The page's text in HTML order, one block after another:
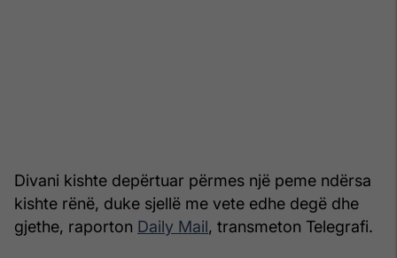
Divani kishte depërtuar përmes një peme ndërsa
kishte rënë, duke sjellë me vete edhe degë dhe
gjethe, raporton Daily Mail, transmeton Telegrafi.